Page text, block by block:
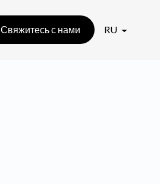
Свяжитесь с нами RU